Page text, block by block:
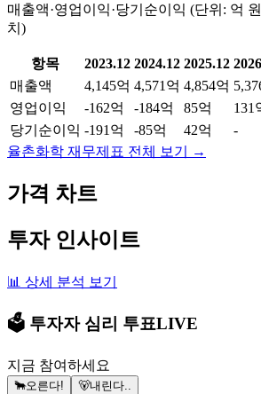
매출액·영업이익·당기순이익 (단위: 억
치)
항목 2023.12 2024.12 2025.12
매출액
4,145억 4,571억 4,854억
영업이익
-162억 -184억 85억
131
당기순이익 -191억 -85억 42억
-
율촌화학 재무제표 전체 보기 →
가격 차트
투자 인사이트
📊 상세 분석 보기
🗳️ 투자자 심리 투표LIVE
지금 참여하세요
🐂오른다! 🐻내린다..